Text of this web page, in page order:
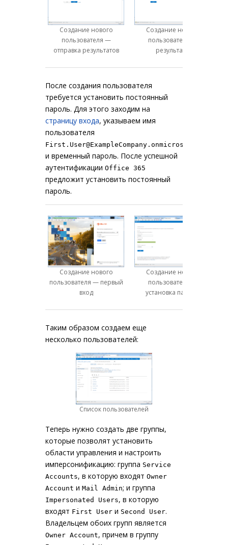
Создание нового
пользователя —
отправка результатов
Создание нового
пользователя —
результаты
После создания пользователя
требуется установить постоянный
пароль. Для этого заходим на
страницу входа, указываем имя
пользователя
First.User@ExampleCompany.onmicrosoft.com
и временный пароль. После успешной
аутентификации Office 365
предложит установить постоянный
пароль.
Создание нового
пользователя — первый
вход
Создание нового
пользователя —
установка пароля
Таким образом создаем еще
несколько пользователей:
Список пользователей
Теперь нужно создать две группы,
которые позволят установить
области управления и настроить
имперсонификацию: группа Service
Accounts, в которую входят Owner
Account и Mail Admin; и группа
Impersonated Users, в которую
входят First User и Second User.
Владельцем обоих групп является
Owner Account, причем в группу